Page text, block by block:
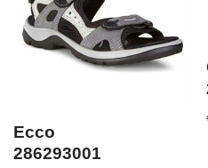
Ecco
286293001